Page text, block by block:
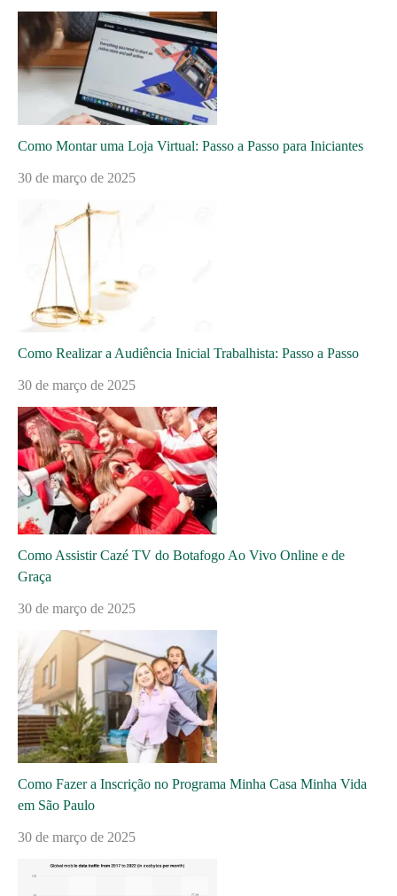
Como Montar uma Loja Virtual: Passo a Passo para Iniciantes
30 de março de 2025
Como Realizar a Audiência Inicial Trabalhista: Passo a Passo
30 de março de 2025
Como Assistir Cazé TV do Botafogo Ao Vivo Online e de
Graça
30 de março de 2025
Como Fazer a Inscrição no Programa Minha Casa Minha Vida
em São Paulo
30 de março de 2025